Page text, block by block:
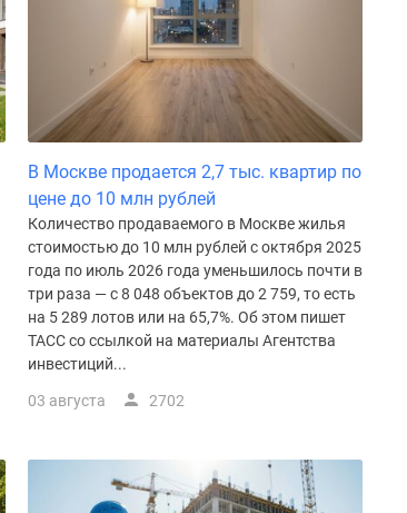
В Москве продается 2,7 тыс. квартир по
цене до 10 млн рублей
Количество продаваемого в Москве жилья
стоимостью до 10 млн рублей с октября 2025
года по июль 2026 года уменьшилось почти в
три раза — с 8 048 объектов до 2 759, то есть
на 5 289 лотов или на 65,7%. Об этом пишет
ТАСС со ссылкой на материалы Агентства
инвестиций...
03 августа 2702